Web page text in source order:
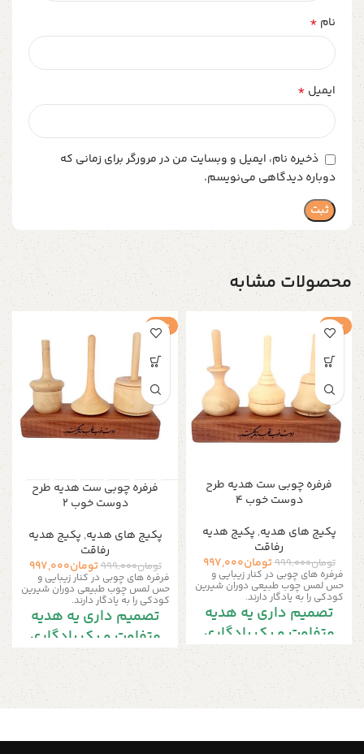
نام *
ایمیل *
ذخیره نام، ایمیل و وبسایت من در مرورگر برای زمانی که
دوباره دیدگاهی می‌نویسم.
محصولات مشابه
حراج
فرفره چوبی ست هدیه طرح
دوست خوب ۴
پکیج های هدیه, پکیج هدیه
رفاقت
تومان999,000تومان997,000
فرفره های چوبی در کنار زیبایی و
حس لمس چوب طبیعی دوران شیرین
کودکی را به یادگار دارند.
تصمیم داری یه هدیه
متفاوت و یک یادگاری
خاص برای رفیقت
بگیری؟!!
این محصول به همراه یک استند
نفیس از چوب راش می تواند به
گیرد.
حراج
فرفره چوبی ست هدیه طرح
دوست خوب ۲
پکیج های هدیه, پکیج هدیه
رفاقت
تومان999,000تومان997,000
فرفره های چوبی در کنار زیبایی و
حس لمس چوب طبیعی دوران شیرین
کودکی را به یادگار دارند.
تصمیم داری یه هدیه
متفاوت و یک یادگاری
خاص برای رفیقت
بگیری؟!!
این محصول به همراه یک استند
نفیس از چوب راش می تواند به